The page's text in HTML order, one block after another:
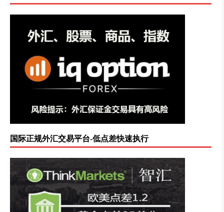
国际正规外汇交易平台-低点差快速执行